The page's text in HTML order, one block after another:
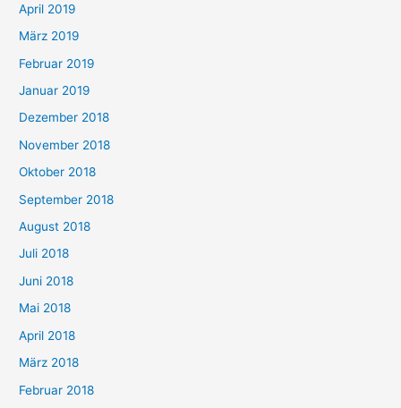
April 2019
März 2019
Februar 2019
Januar 2019
Dezember 2018
November 2018
Oktober 2018
September 2018
August 2018
Juli 2018
Juni 2018
Mai 2018
April 2018
März 2018
Februar 2018